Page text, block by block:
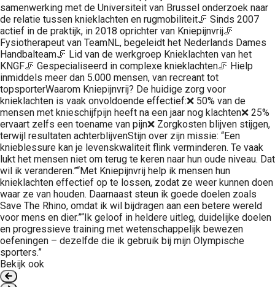
samenwerking met de Universiteit van Brussel onderzoek naar
de relatie tussen knieklachten en rugmobiliteit🦵 Sinds 2007
actief in de praktijk, in 2018 oprichter van Kniepijnvrij🦵
Fysiotherapeut van TeamNL, begeleidt het Nederlands Dames
Handbalteam🦵 Lid van de werkgroep Knieklachten van het
KNGF🦵 Gespecialiseerd in complexe knieklachten🦵 Hielp
inmiddels meer dan 5.000 mensen, van recreant tot
topsporterWaarom Kniepijnvrij? De huidige zorg voor
knieklachten is vaak onvoldoende effectief:❌ 50% van de
mensen met knieschijfpijn heeft na een jaar nog klachten❌ 25%
ervaart zelfs een toename van pijn❌ Zorgkosten blijven stijgen,
terwijl resultaten achterblijvenStijn over zijn missie: “Een
knieblessure kan je levenskwaliteit flink verminderen. Te vaak
lukt het mensen niet om terug te keren naar hun oude niveau. Dat
wil ik veranderen.”“Met Kniepijnvrij help ik mensen hun
knieklachten effectief op te lossen, zodat ze weer kunnen doen
waar ze van houden. Daarnaast steun ik goede doelen zoals
Save The Rhino, omdat ik wil bijdragen aan een betere wereld
voor mens en dier.”“Ik geloof in heldere uitleg, duidelijke doelen
en progressieve training met wetenschappelijk bewezen
oefeningen – dezelfde die ik gebruik bij mijn Olympische
sporters.”
Bekijk ook